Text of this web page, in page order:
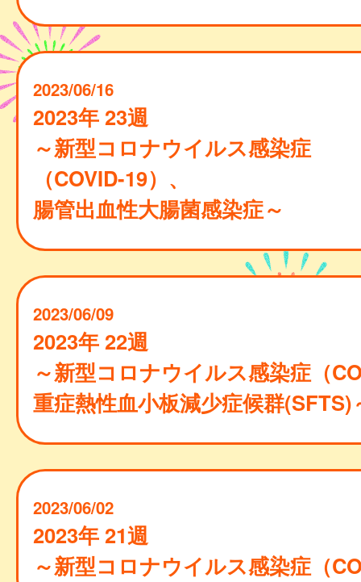
2023/06/16
2023年 23週
～新型コロナウイルス感染症
（COVID-19）、
腸管出血性大腸菌感染症～
2023/06/09
2023年 22週
～新型コロナウイルス感染症（
重症熱性血小板減少症候群(SFTS)
2023/06/02
2023年 21週
～新型コロナウイルス感染症（